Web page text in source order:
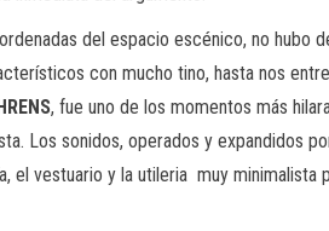
del espacio escénico, no hubo
con mucho tino, hasta nos
, fue uno de los momentos más
Los sonidos, operados y expandidos
el vestuario y la utileria muy minimalista